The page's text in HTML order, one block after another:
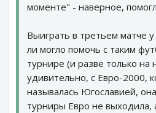
моменте" - наверное,
Выиграть в третьем матче
ли могло помочь с таким
турнире (и разве только на
удивительно, с Евро-2000,
называлась Югославией,
турниры Евро не выходила,